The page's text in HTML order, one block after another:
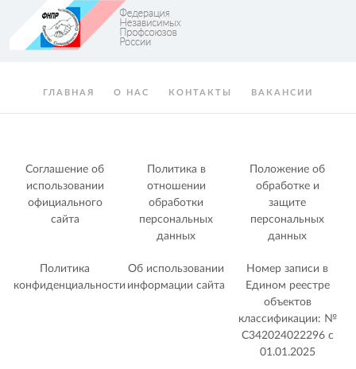
ГЛАВНАЯ О НАС КОНТАКТЫ ВАКАНСИИ
Соглашение об
использовании
официального
сайта
Политика в
отношении
обработки
персональных
данных
Положение об
обработке и
защите
персональных
данных
Политика
конфиденциальности
Об использовании
информации сайта
Номер записи в
Едином реестре
объектов
классификации: №
С342024022296 c
01.01.2025